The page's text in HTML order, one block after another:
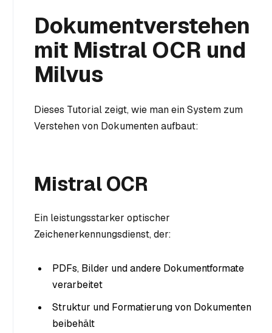
Dokumentverstehen
mit Mistral OCR und
Milvus
Dieses Tutorial zeigt, wie man ein System zum
Verstehen von Dokumenten aufbaut:
Mistral OCR
Ein leistungsstarker optischer
Zeichenerkennungsdienst, der:
PDFs, Bilder und andere Dokumentformate
verarbeitet
Struktur und Formatierung von Dokumenten
beibehält